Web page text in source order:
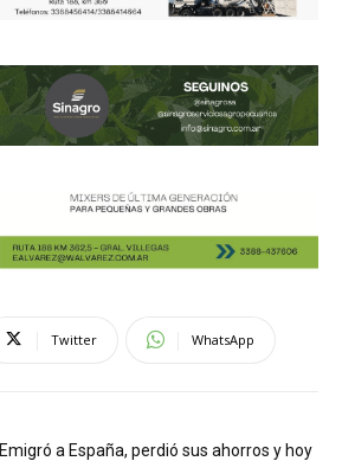
Twitter WhatsApp
Emigró a España, perdió sus ahorros y hoy